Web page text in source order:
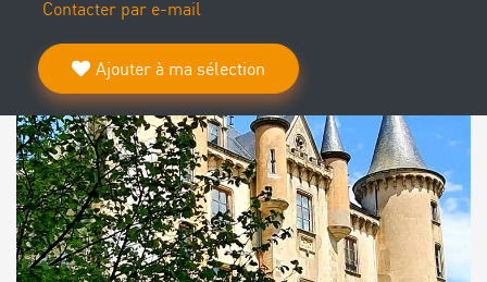
Contacter par e-mail
Ajouter à ma sélection